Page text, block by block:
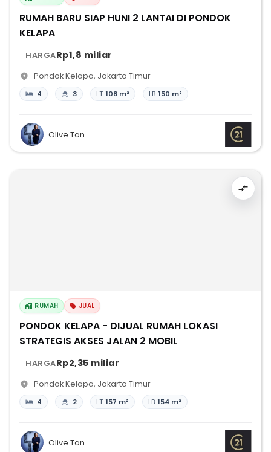
RUMAH BARU SIAP HUNI 2 LANTAI DI PONDOK
KELAPA
HARGARp1,8 miliar
Pondok Kelapa, Jakarta Timur
4 3 LT:108 m² LB:150 m²
Olive Tan
RUMAH JUAL
PONDOK KELAPA - DIJUAL RUMAH LOKASI
STRATEGIS AKSES JALAN 2 MOBIL
HARGARp2,35 miliar
Pondok Kelapa, Jakarta Timur
4 2 LT:157 m² LB:154 m²
Olive Tan